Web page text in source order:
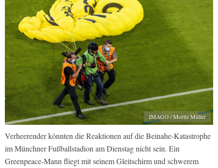
IMAGO / Moritz Müller
Verheerender könnten die Reaktionen auf die Beinahe-Katastrophe
im Münchner Fußballstadion am Dienstag nicht sein. Ein
Greenpeace-Mann fliegt mit seinem Gleitschirm und schwerem